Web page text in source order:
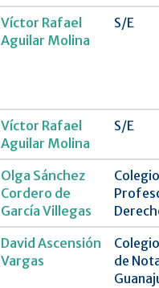
Víctor Rafael
Aguilar Molina
S/E
Víctor Rafael
Aguilar Molina
S/E
Olga Sánchez
Cordero de
García Villegas
David Ascensión
Vargas
de